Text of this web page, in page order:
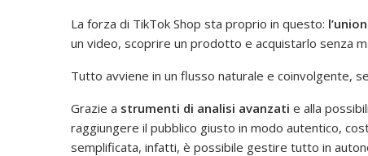
La forza di TikTok Shop sta proprio in questo:
un video, scoprire un prodotto e acquistarlo senza
Tutto avviene in un flusso naturale e coinvolgente,
Grazie a strumenti di analisi avanzati e alla
raggiungere il pubblico giusto in modo autentico,
semplificata, infatti, è possibile gestire tutto in